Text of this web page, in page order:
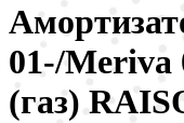
01-/Meriva
(газ)